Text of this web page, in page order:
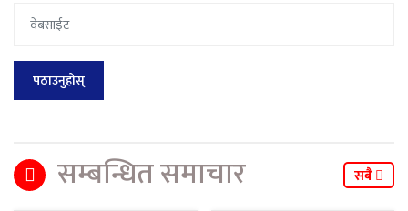
सम्बन्धित समाचार सबै